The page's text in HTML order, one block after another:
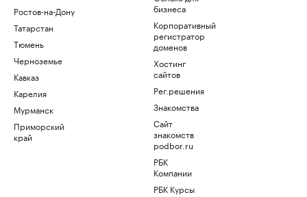
Ростов-на-Дону
Татарстан
Тюмень
Черноземье
Кавказ
Карелия
Мурманск
Приморский
край
бизнеса
Корпоративный
регистратор
доменов
Хостинг
сайтов
Рег.решения
Знакомства
Сайт
знакомств
podbor.ru
РБК
Компании
РБК Курсы